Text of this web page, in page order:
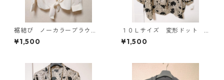
裾結び ノーカラーブラウ
ス ３Ｌ アイボリー KAE-
4813
¥1,500
１０Ｌサイズ 変形ドット
花柄 ボウタイブラウス オ
フホワイト KAE-4773
¥1,500